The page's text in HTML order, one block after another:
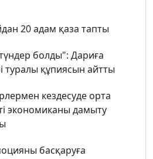
20 адам қаза тапты
болды": Дариға
туралы құпиясын айтты
кездесуде орта
экономиканы дамыту
басқаруға